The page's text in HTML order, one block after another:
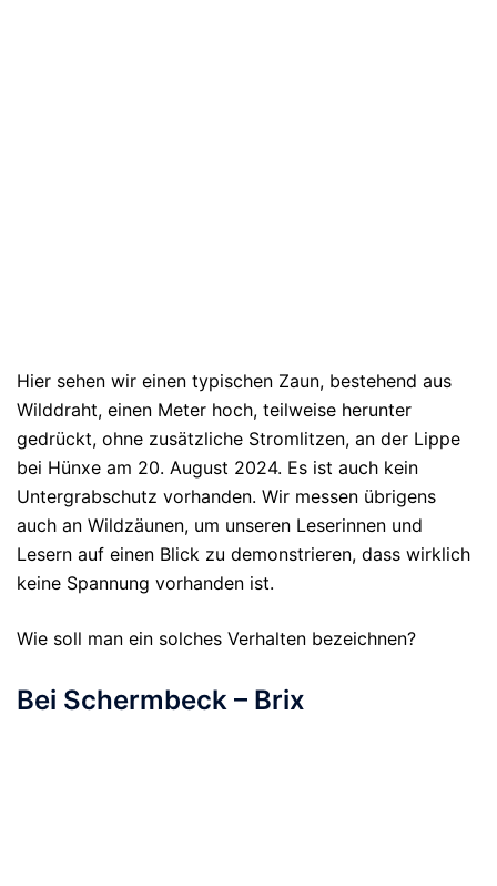
Hier sehen wir einen typischen Zaun, bestehend aus
Wilddraht, einen Meter hoch, teilweise herunter
gedrückt, ohne zusätzliche Stromlitzen, an der Lippe
bei Hünxe am 20. August 2024. Es ist auch kein
Untergrabschutz vorhanden. Wir messen übrigens
auch an Wildzäunen, um unseren Leserinnen und
Lesern auf einen Blick zu demonstrieren, dass wirklich
keine Spannung vorhanden ist.
Wie soll man ein solches Verhalten bezeichnen?
Bei Schermbeck – Brix